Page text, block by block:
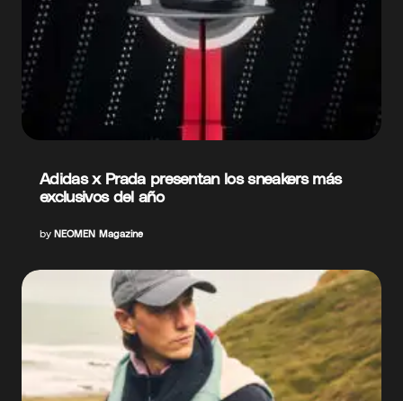
Adidas x Prada presentan los sneakers más
exclusivos del año
by NEOMEN Magazine